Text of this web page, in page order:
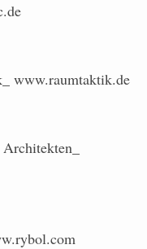
www.raumtaktik.de